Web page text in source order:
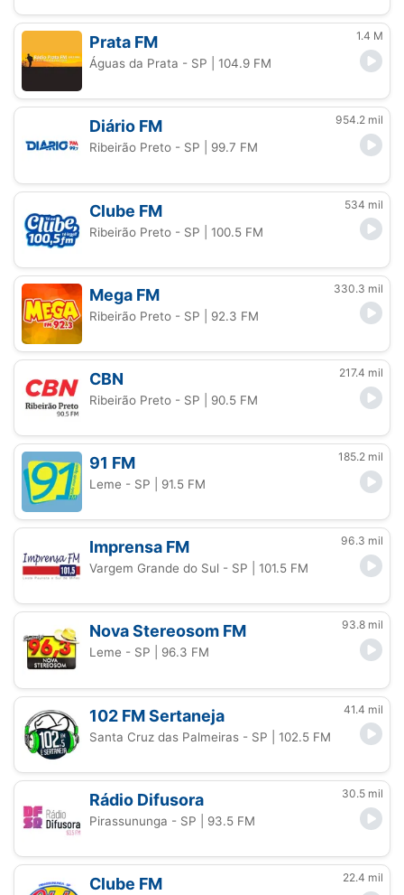
Prata FM 1.4 M
Águas da Prata - SP | 104.9 FM
Diário FM 954.2 mil
Ribeirão Preto - SP | 99.7 FM
Clube FM 534 mil
Ribeirão Preto - SP | 100.5 FM
Mega FM 330.3 mil
Ribeirão Preto - SP | 92.3 FM
CBN 217.4 mil
Ribeirão Preto - SP | 90.5 FM
91 FM 185.2 mil
Leme - SP | 91.5 FM
Imprensa FM 96.3 mil
Vargem Grande do Sul - SP | 101.5 FM
Nova Stereosom FM 93.8 mil
Leme - SP | 96.3 FM
102 FM Sertaneja 41.4 mil
Santa Cruz das Palmeiras - SP | 102.5 FM
Rádio Difusora 30.5 mil
Pirassununga - SP | 93.5 FM
Clube FM 22.4 mil